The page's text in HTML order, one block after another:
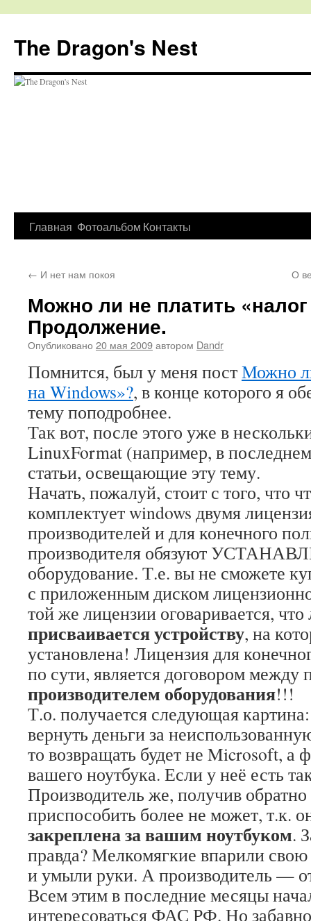
The Dragon's Nest
Перейти
содержимому
Главная Фотоальбом Контакты
← И нет нам покоя О
Можно ли не платить
Продолжение.
Опубликовано 20 мая 2009автором Dandr
Помнится, был у меня постМожно
на Windows»?, в конце которого я
тему поподробнее.
Так вот, после этого уже в
LinuxFormat (например, в
статьи, освещающие эту тему.
Начать, пожалуй, стоит с того, что
комплектует windows двумя
производителей и для конечного
производителя обязуют
оборудование. Т.е. вы не сможете
с приложенным диском
той же лицензии оговаривается,
присваивается устройству, на
установлена! Лицензия для
по сути, является договором между
производителем оборудования!!!
Т.о. получается следующая
вернуть деньги за
то возвращать будет не Microsoft, а
вашего ноутбука. Если у неё есть
Производитель же, получив
приспособить более не может, т.к.
закреплена за вашим ноутбуком.
правда? Мелкомягкие впарили
и умыли руки. А производитель —
Всем этим в последние месяцы
интересоваться ФАС РФ. Но